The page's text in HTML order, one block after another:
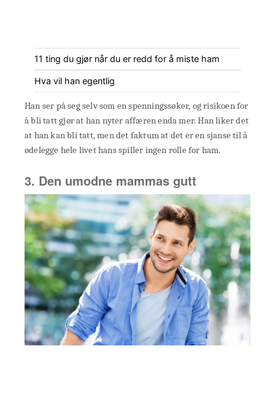
11 ting du gjør når du er redd for å miste ham
Hva vil han egentlig
Han ser på seg selv som en spenningssøker, og risikoen for
å bli tatt gjør at han nyter affæren enda mer. Han liker det
at han kan bli tatt, men det faktum at det er en sjanse til å
ødelegge hele livet hans spiller ingen rolle for ham.
3. Den umodne mammas gutt